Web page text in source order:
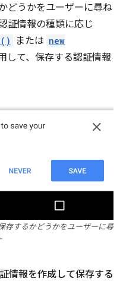
どうかをユーザーに尋ね
証情報の種類に応じ
または new
して、保存する認証情報
存するかどうかをユーザーに尋
情報を作成して保存する